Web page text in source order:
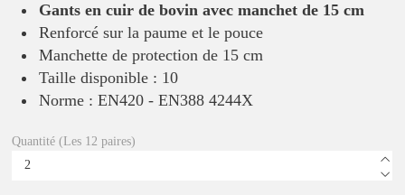
Gants en cuir de bovin avec manchet de 15 cm
Renforcé sur la paume et le pouce
Manchette de protection de 15 cm
Taille disponible : 10
Norme : EN420 - EN388 4244X
Quantité (Les 12 paires)